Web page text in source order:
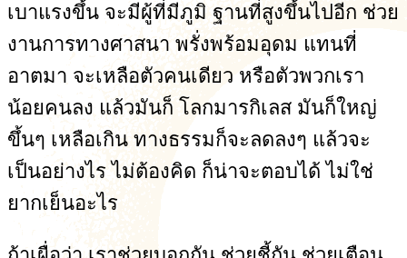
เบาแรงขึ้น จะมีผู้ที่มีภูมิ ฐานที่สูงขึ้นไปอีก ช่วย
งานการทางศาสนา พรั่งพร้อมอุดม แทนที่
อาตมา จะเหลือตัวคนเดียว หรือตัวพวกเรา
น้อยคนลง แล้วมันก็ โลกมารกิเลส มันก็ใหญ่
ขึ้นๆ เหลือเกิน ทางธรรมก็จะลดลงๆ แล้วจะ
เป็นอย่างไร ไม่ต้องคิด ก็น่าจะตอบได้ ไม่ใช่
ยากเย็นอะไร